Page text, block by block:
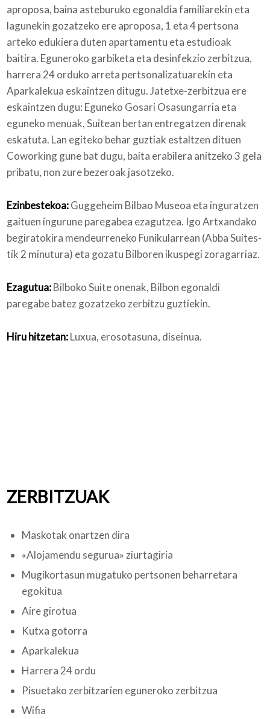
aproposa, baina asteburuko egonaldia familiarekin eta
lagunekin gozatzeko ere aproposa, 1 eta 4 pertsona
arteko edukiera duten apartamentu eta estudioak
baitira. Eguneroko garbiketa eta desinfekzio zerbitzua,
harrera 24 orduko arreta pertsonalizatuarekin eta
Aparkalekua eskaintzen ditugu. Jatetxe-zerbitzua ere
eskaintzen dugu: Eguneko Gosari Osasungarria eta
eguneko menuak, Suitean bertan entregatzen direnak
eskatuta. Lan egiteko behar guztiak estaltzen dituen
Coworking gune bat dugu, baita erabilera anitzeko 3 gela
pribatu, non zure bezeroak jasotzeko.
Ezinbestekoa:Guggeheim Bilbao Museoa eta inguratzen
gaituen ingurune paregabea ezagutzea. Igo Artxandako
begiratokira mendeurreneko Funikularrean (Abba Suites-
tik 2 minutura) eta gozatu Bilboren ikuspegi zoragarriaz.
Ezagutua:Bilboko Suite onenak, Bilbon egonaldi
paregabe batez gozatzeko zerbitzu guztiekin.
Hiru hitzetan:Luxua, erosotasuna, diseinua.
ZERBITZUAK
Maskotak onartzen dira
«Alojamendu segurua» ziurtagiria
Mugikortasun mugatuko pertsonen beharretara
egokitua
Aire girotua
Kutxa gotorra
Aparkalekua
Harrera 24 ordu
Pisuetako zerbitzarien eguneroko zerbitzua
Wifia